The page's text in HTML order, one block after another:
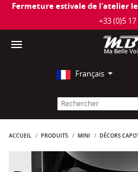
Fermeture estivale de l'atelier
+33 (0)5

Français
ACCUEIL PRODUITS MINI DÉCORS